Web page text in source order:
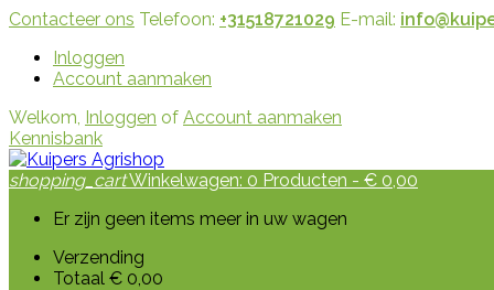
Contacteer ons Telefoon: +31518721029 E-mail:
Inloggen
Account aanmaken
Welkom, Inloggen of Account aanmaken
Kennisbank
shopping_cartWinkelwagen: 0 Producten - € 0,00
Er zijn geen items meer in uw wagen
Verzending
Totaal € 0,00